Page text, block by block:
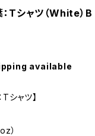
：Tシャツ（White）B
available
シャツ】
）